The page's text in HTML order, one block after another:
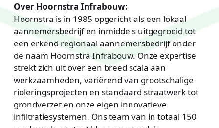
Over Hoornstra Infrabouw:
Hoornstra is in 1985 opgericht als een lokaal
aannemersbedrijf en inmiddels uitgegroeid tot
een erkend regionaal aannemersbedrijf onder
de naam Hoornstra Infrabouw. Onze expertise
strekt zich uit over een breed scala aan
werkzaamheden, variërend van grootschalige
rioleringsprojecten en standaard straatwerk tot
grondverzet en onze eigen innovatieve
infiltratiesystemen. Ons team van in totaal 150